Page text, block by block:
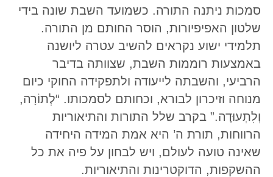
סמכות ניתנה התורה. כשמועד השבת שונה בידי
שלטון האפיפיורות, הוסר החותם מן התורה.
תלמידי ישוע נקראים להשיב עטרה ליושנה
באמצעות רוממות השבת, שצוותה בדיבר
הרביעי, והשבתה לייעודה ולתפקידה החוקי כיום
מנוחה וזיכרון לבורא, וכחותם לסמכותו. “לְתוֹרָה,
וְלִתְעוּדָה.” בקרב שלל התורות והתיאוריות
הרווחות, תורת ה’ היא אמת המידה היחידה
שאינה טועה לעולם, ויש לבחון על פיה את כל
ההשקפות, הדוקטרינות והתיאוריות.